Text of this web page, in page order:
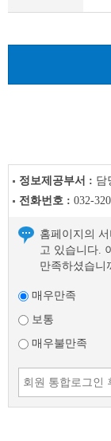
(채
시
정보제공부서 : 담
전화번호 : 032-
홈페이지의
고 있습니다.
만족하셨습니
매우만족
보통
매우불만족